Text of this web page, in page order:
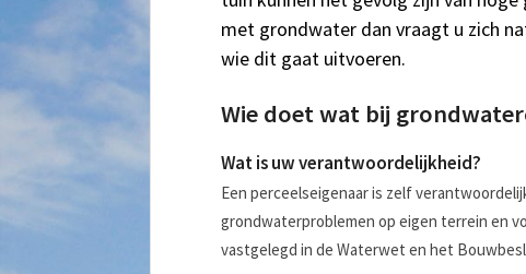
met grondwater dan vraagt u zich
wie dit gaat uitvoeren.
Wie doet wat bij
Wat is uw verantwoordelijkheid?
Een perceelseigenaar is zelf
grondwaterproblemen op eigen terrein en
vastgelegd in de Waterwet en het